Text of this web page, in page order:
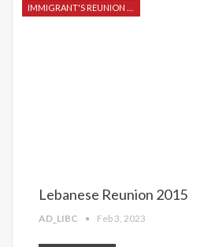
Lebanese Reunion 2015
AD_LIBC Feb 3, 2023